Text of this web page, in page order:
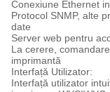
Conexiune Ethernet
Protocol SNMP, alte
date
Server web pentru
La cerere,
imprimantă
Interfață Utilizator:
Interfață utilizator